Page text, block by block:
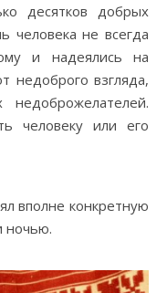
десятков добрых
человека не всегда
и надеялись на
недоброго взгляда,
человеку или его
вполне конкретную
ночью.